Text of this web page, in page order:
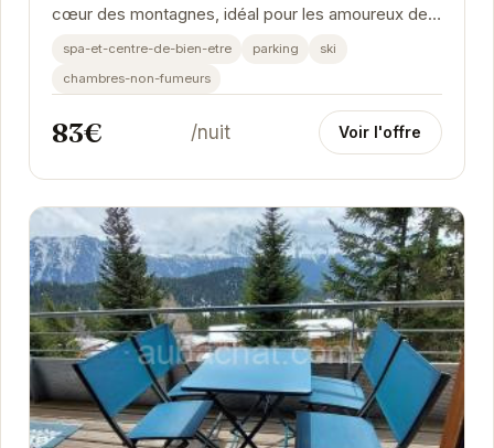
cœur des montagnes, idéal pour les amoureux de
la nature et des sports d'hiver. Avec son...
spa-et-centre-de-bien-etre parking
ski
chambres-non-fumeurs
83€ /nuit Voir l'offre